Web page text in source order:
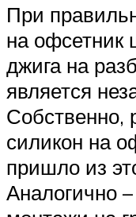
При
на
джига на
является
Собственно,
силикон на
пришло из
Аналогично